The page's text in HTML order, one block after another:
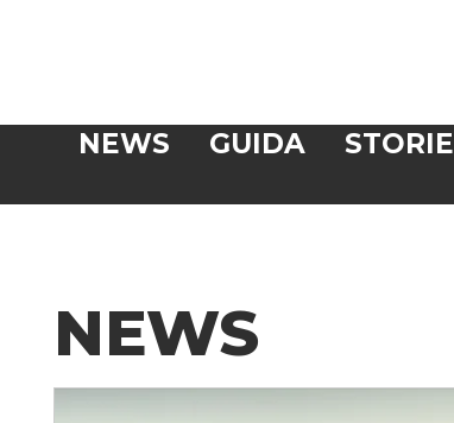
NEWS GUIDA STORIE
NEWS